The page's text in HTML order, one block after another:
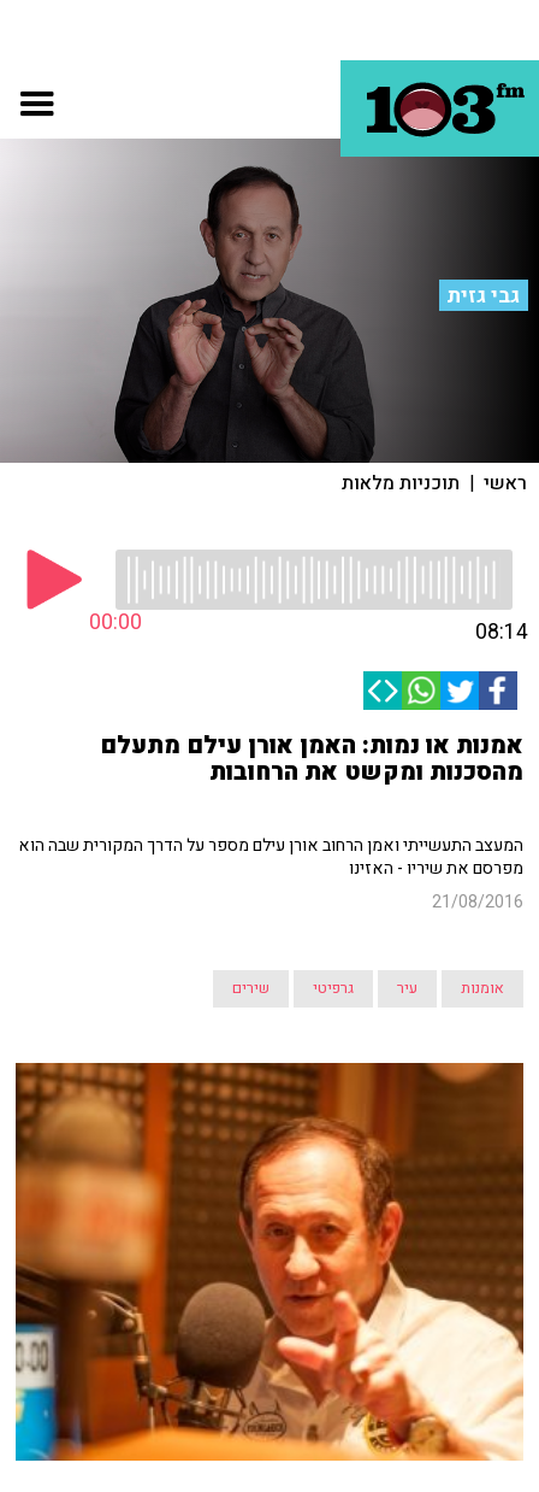
גבי גזית
ראשי | תוכניות מלאות
00:00 08:14
אמנות או נמות: האמן אורן עילם מתעלם
מהסכנות ומקשט את הרחובות
המעצב התעשייתי ואמן הרחוב אורן עילם מספר על הדרך המקורית שבה הוא
מפרסם את שיריו - האזינו
21/08/2016
אומנות עיר גרפיטי שירים